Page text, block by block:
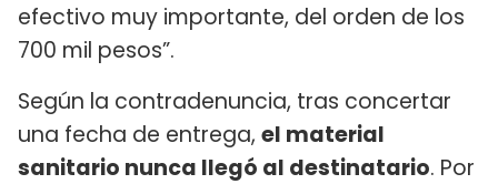
efectivo muy importante, del orden de los
700 mil pesos”.
Según la contradenuncia, tras concertar
una fecha de entrega, el material
sanitario nunca llegó al destinatario. Por